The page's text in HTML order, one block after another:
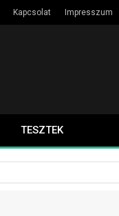
Kapcsolat Impresszum
TESZTEK